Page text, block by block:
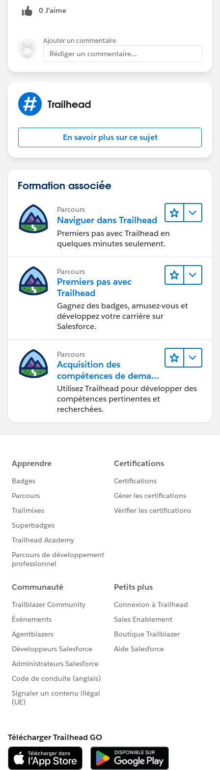
0 J’aime
Ajouter un commentaire
Rédiger un commentaire...
Trailhead
En savoir plus sur ce sujet
Formation associée
Parcours
Naviguer dans Trailhead
Premiers pas avec Trailhead en
quelques minutes seulement.
Parcours
Premiers pas avec
Trailhead
Gagnez des badges, amusez-vous et
développez votre carrière sur
Salesforce.
Parcours
Acquisition des
compétences de demain
avec Trailhead
Utilisez Trailhead pour développer des
compétences pertinentes et
recherchées.